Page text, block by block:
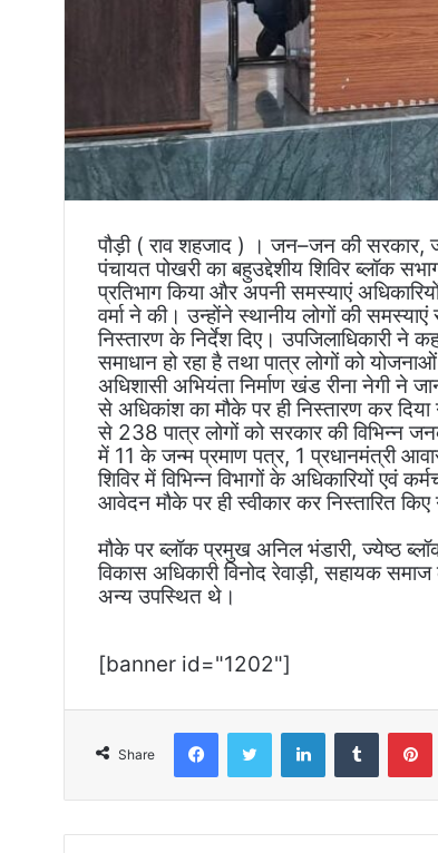
पौड़ी ( राव शहजाद ) । जन–जन की सरकार,
पंचायत पोखरी का बहुउद्देशीय शिविर ब्लॉक
प्रतिभाग किया और अपनी समस्याएं
वर्मा ने की। उन्होंने स्थानीय लोगों की
निस्तारण के निर्देश दिए। उपजिलाधिकारी
समाधान हो रहा है तथा पात्र लोगों को
अधिशासी अभियंता निर्माण खंड रीना नेगी ने
से अधिकांश का मौके पर ही निस्तारण कर दिया
से 238 पात्र लोगों को सरकार की विभिन्न
में 11 के जन्म प्रमाण पत्र, 1 प्रधानमंत्री
शिविर में विभिन्न विभागों के अधिकारियों एवं
आवेदन मौके पर ही स्वीकार कर निस्तारित किए
मौके पर ब्लॉक प्रमुख अनिल भंडारी, ज्येष्ठ
विकास अधिकारी विनोद रेवाड़ी, सहायक
अन्य उपस्थित थे।
[banner id="1202"]
Share
FacebookTwitter LinkedInTumblr